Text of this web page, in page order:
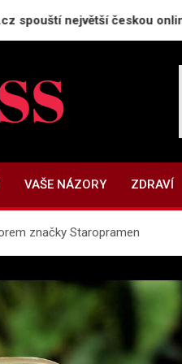
českou online kuchařku
VAŠE NÁZORY ZDRAVÍ
značky Staropramen